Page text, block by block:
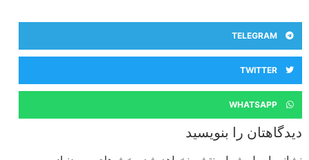
TELEGRAM
TWITTER
WHATSAPP
دیدگاهتان را بنویسید